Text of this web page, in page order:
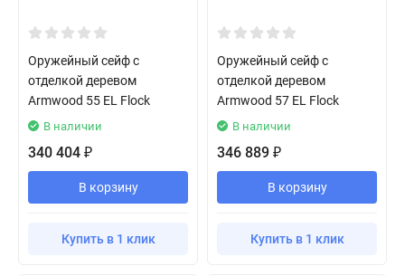
Оружейный сейф с
отделкой деревом
Armwood 55 EL Flock
В наличии
340 404 ₽
В корзину
Купить в 1 клик
Оружейный сейф с
отделкой деревом
Armwood 57 EL Flock
В наличии
346 889 ₽
В корзину
Купить в 1 клик